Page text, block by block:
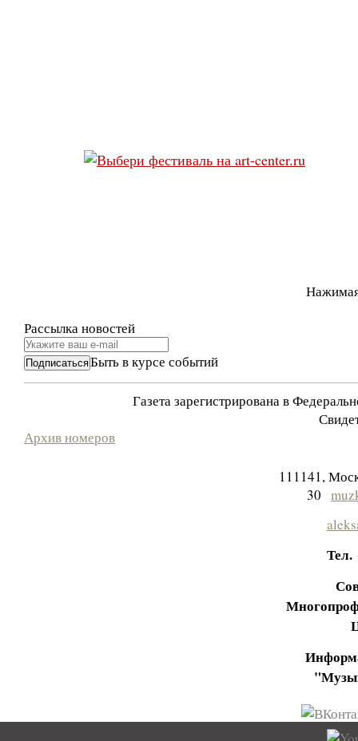
Рассылка новостей
Быть в курсе событий
Газета зарегистрирована в
Архив номеров
111141,
30
Тел.